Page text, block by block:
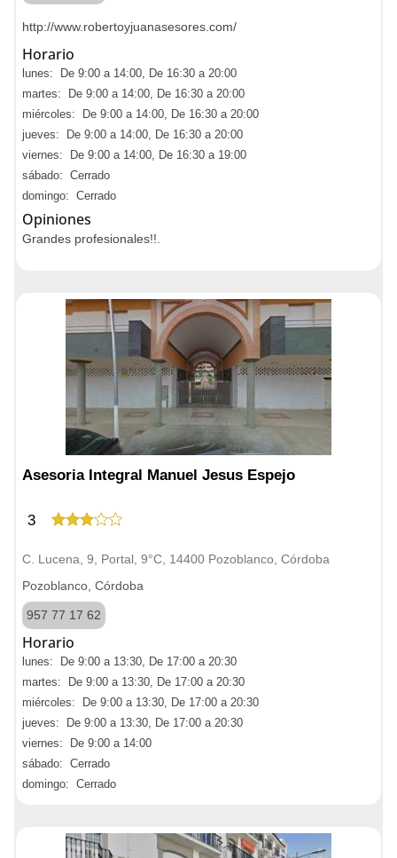
http://www.robertoyjuanasesores.com/
Horario
lunes: De 9:00 a 14:00, De 16:30 a 20:00
martes: De 9:00 a 14:00, De 16:30 a 20:00
miércoles: De 9:00 a 14:00, De 16:30 a 20:00
jueves: De 9:00 a 14:00, De 16:30 a 20:00
viernes: De 9:00 a 14:00, De 16:30 a 19:00
sábado: Cerrado
domingo: Cerrado
Opiniones
Grandes profesionales!!.
Asesoria Integral Manuel Jesus Espejo
3
C. Lucena, 9, Portal, 9°C, 14400 Pozoblanco, Córdoba
Pozoblanco, Córdoba
957 77 17 62
Horario
lunes: De 9:00 a 13:30, De 17:00 a 20:30
martes: De 9:00 a 13:30, De 17:00 a 20:30
miércoles: De 9:00 a 13:30, De 17:00 a 20:30
jueves: De 9:00 a 13:30, De 17:00 a 20:30
viernes: De 9:00 a 14:00
sábado: Cerrado
domingo: Cerrado